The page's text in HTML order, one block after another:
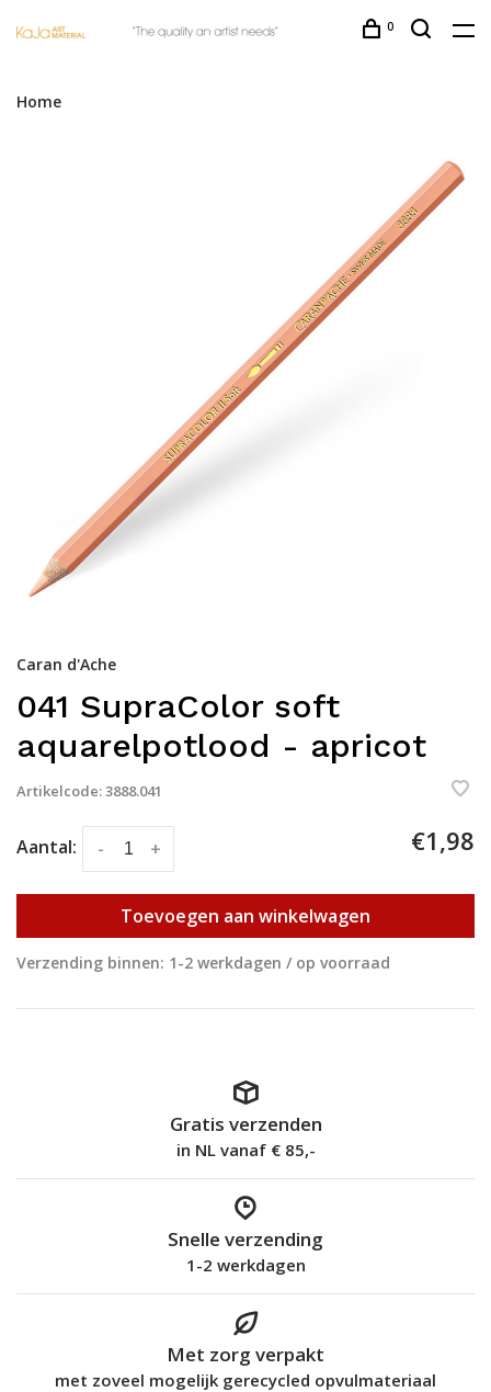
0
Home
Caran d'Ache
041 SupraColor soft
aquarelpotlood - apricot
Artikelcode:3888.041
Aantal: +
- €1,98
Toevoegen aan winkelwagen
Verzending binnen: 1-2 werkdagen / op voorraad
Gratis verzenden
in NL vanaf € 85,-
Snelle verzending
1-2 werkdagen
Met zorg verpakt
met zoveel mogelijk gerecycled opvulmateriaal